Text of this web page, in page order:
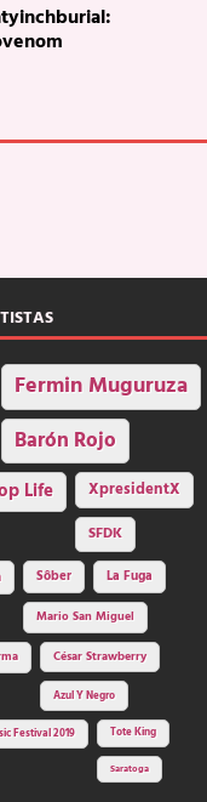
Fermin Muguruza
Barón Rojo
Life
XpresidentX
SFDK
Sôber
La Fuga
Mario San Miguel
César Strawberry
Azul Y Negro
Festival 2019 Tote King
Saratoga